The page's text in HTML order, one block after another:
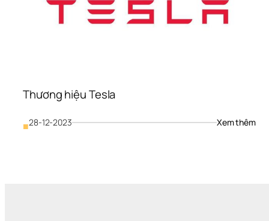
Thương hiệu Tesla
■28-12-2023 Xem thêm: